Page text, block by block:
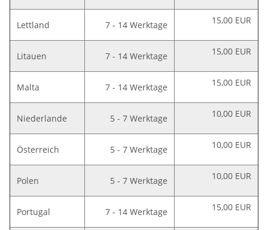
Lettland 7 - 14 Werktage 15,00 EUR
Litauen 7 - 14 Werktage 15,00 EUR
Malta 7 - 14 Werktage 15,00 EUR
Niederlande 5 - 7 Werktage 10,00 EUR
Österreich 5 - 7 Werktage 10,00 EUR
Polen 5 - 7 Werktage 10,00 EUR
Portugal 7 - 14 Werktage 15,00 EUR